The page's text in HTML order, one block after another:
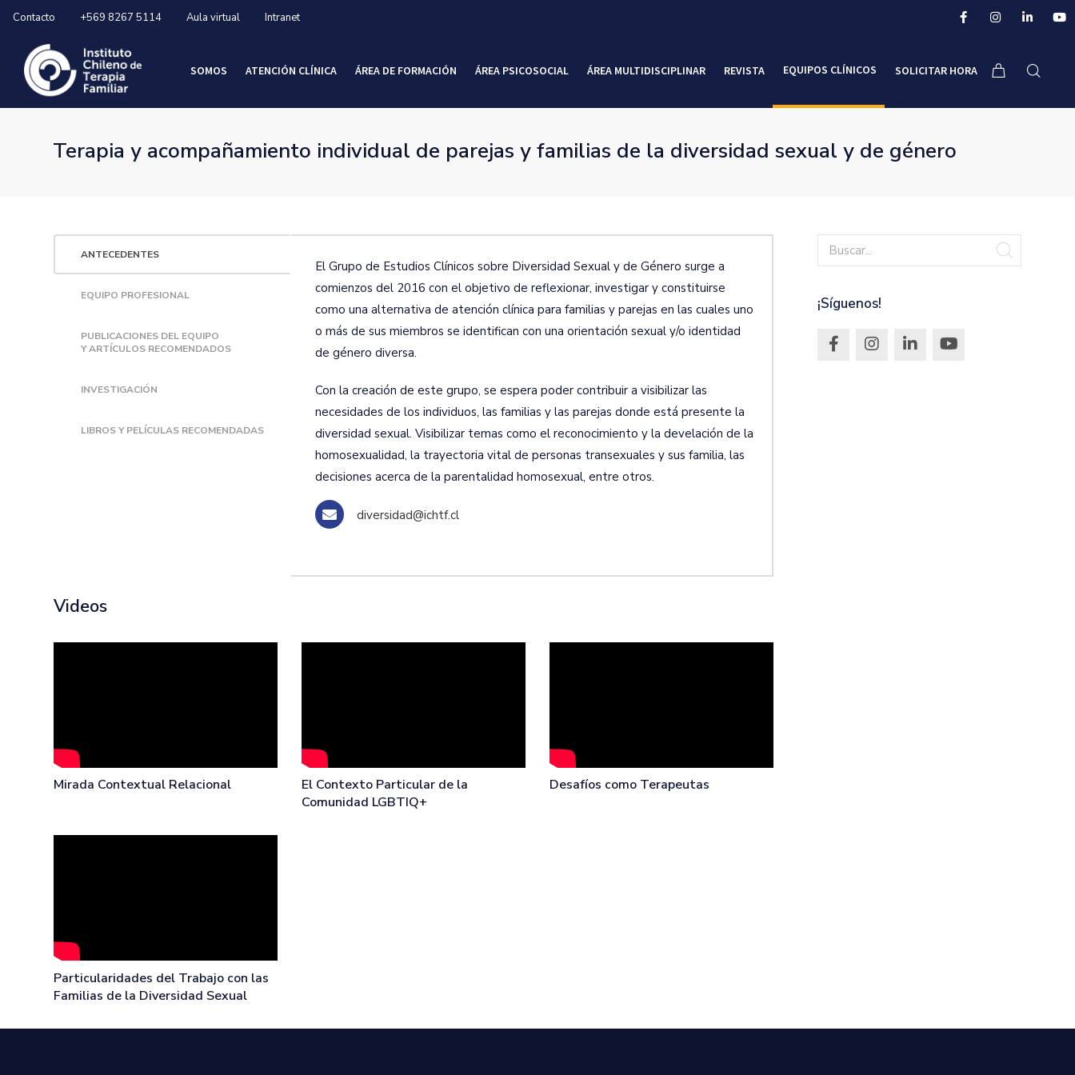
Contacto +569 8267 5114 Aula virtual Intranet
SOMOS ATENCIÓN CLÍNICA ÁREA DE FORMACIÓN ÁREA PSICOSOCIAL ÁREA MULTIDISCIPLINAR REVISTA EQUIPOS CLÍNICOS SOLICITAR HORA
Terapia y acompañamiento individual de parejas y familias de la diversidad sexual y de género
ANTECEDENTES
EQUIPO PROFESIONAL
PUBLICACIONES DEL EQUIPO
Y ARTÍCULOS RECOMENDADOS
INVESTIGACIÓN
LIBROS Y PELÍCULAS RECOMENDADAS
El Grupo de Estudios Clínicos sobre Diversidad Sexual y de Género surge a
comienzos del 2016 con el objetivo de reflexionar, investigar y constituirse
como una alternativa de atención clínica para familias y parejas en las cuales uno
o más de sus miembros se identifican con una orientación sexual y/o identidad
de género diversa.
Con la creación de este grupo, se espera poder contribuir a visibilizar las
necesidades de los individuos, las familias y las parejas donde está presente la
diversidad sexual. Visibilizar temas como el reconocimiento y la develación de la
homosexualidad, la trayectoria vital de personas transexuales y sus familia, las
decisiones acerca de la parentalidad homosexual, entre otros.
diversidad@ichtf.cl
Videos
Mirada Contextual Relacional
El Contexto Particular de la
Comunidad LGBTIQ+
Desafíos como Terapeutas
Particularidades del Trabajo con las
Familias de la Diversidad Sexual
¡Síguenos!